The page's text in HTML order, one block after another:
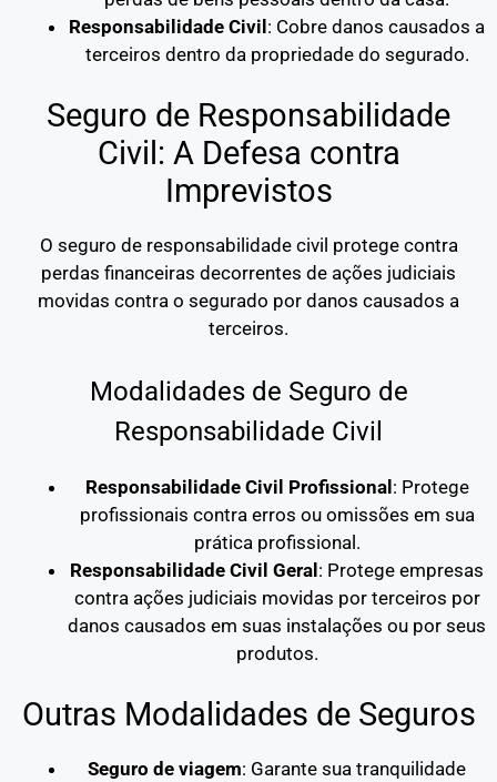
Responsabilidade Civil: Cobre danos causados a
terceiros dentro da propriedade do segurado.
Seguro de Responsabilidade
Civil: A Defesa contra
Imprevistos
O seguro de responsabilidade civil protege contra
perdas financeiras decorrentes de ações judiciais
movidas contra o segurado por danos causados a
terceiros.
Modalidades de Seguro de
Responsabilidade Civil
Responsabilidade Civil Profissional: Protege
profissionais contra erros ou omissões em sua
prática profissional.
Responsabilidade Civil Geral: Protege empresas
contra ações judiciais movidas por terceiros por
danos causados em suas instalações ou por seus
produtos.
Outras Modalidades de Seguros
Seguro de viagem: Garante sua tranquilidade